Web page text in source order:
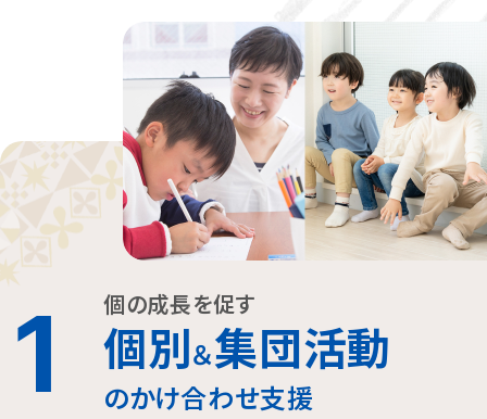
1 個の成長を促す
個別＆集団活動
のかけ合わせ支援